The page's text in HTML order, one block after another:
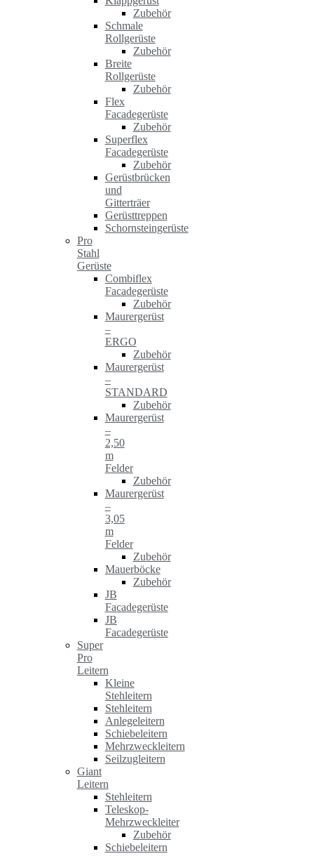
Zubehör
Schmale
Rollgerüste
Zubehör
Breite
Rollgerüste
Zubehör
Flex
Facadegerüste
Zubehör
Superflex
Facadegerüste
Zubehör
Gerüstbrücken
und
Gitterträer
Gerüsttreppen
Schornsteingerüste
Pro
Stahl
Gerüste
Combiflex
Facadegerüste
Zubehör
Maurergerüst
–
ERGO
Zubehör
Maurergerüst
–
STANDARD
Zubehör
Maurergerüst
–
2,50
m
Felder
Zubehör
Maurergerüst
–
3,05
m
Felder
Zubehör
Mauerböcke
Zubehör
JB
Facadegerüste
JB
Facadegerüste
Super
Pro
Leitern
Kleine
Stehleitern
Stehleitern
Anlegeleitern
Schiebeleitern
Mehrzweckleitern
Seilzugleitern
Giant
Leitern
Stehleitern
Teleskop-
Mehrzweckleiter
Zubehör
Schiebeleitern